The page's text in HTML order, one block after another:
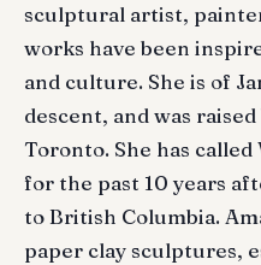
sculptural artist,
works have been
and culture. She is of
descent, and was
Toronto. She has
for the past 10 years
to British Columbia.
paper clay sculptures,